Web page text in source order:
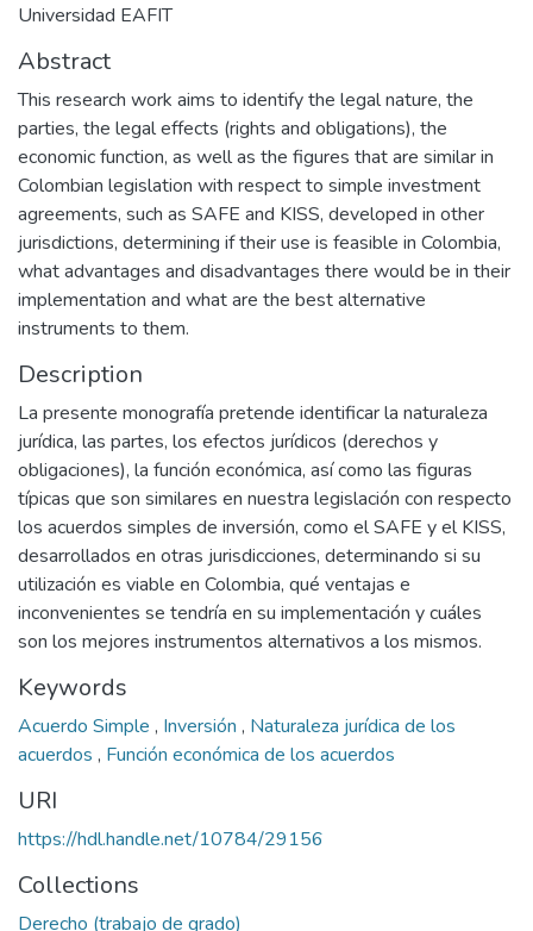
Universidad EAFIT
Abstract
This research work aims to identify the legal nature, the
parties, the legal effects (rights and obligations), the
economic function, as well as the figures that are similar in
Colombian legislation with respect to simple investment
agreements, such as SAFE and KISS, developed in other
jurisdictions, determining if their use is feasible in Colombia,
what advantages and disadvantages there would be in their
implementation and what are the best alternative
instruments to them.
Description
La presente monografía pretende identificar la naturaleza
jurídica, las partes, los efectos jurídicos (derechos y
obligaciones), la función económica, así como las figuras
típicas que son similares en nuestra legislación con respecto
los acuerdos simples de inversión, como el SAFE y el KISS,
desarrollados en otras jurisdicciones, determinando si su
utilización es viable en Colombia, qué ventajas e
inconvenientes se tendría en su implementación y cuáles
son los mejores instrumentos alternativos a los mismos.
Keywords
Acuerdo Simple , Inversión , Naturaleza jurídica de los
acuerdos , Función económica de los acuerdos
URI
https://hdl.handle.net/10784/29156
Collections
Derecho (trabajo de grado)